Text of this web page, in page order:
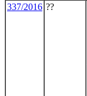
337/2016 ??